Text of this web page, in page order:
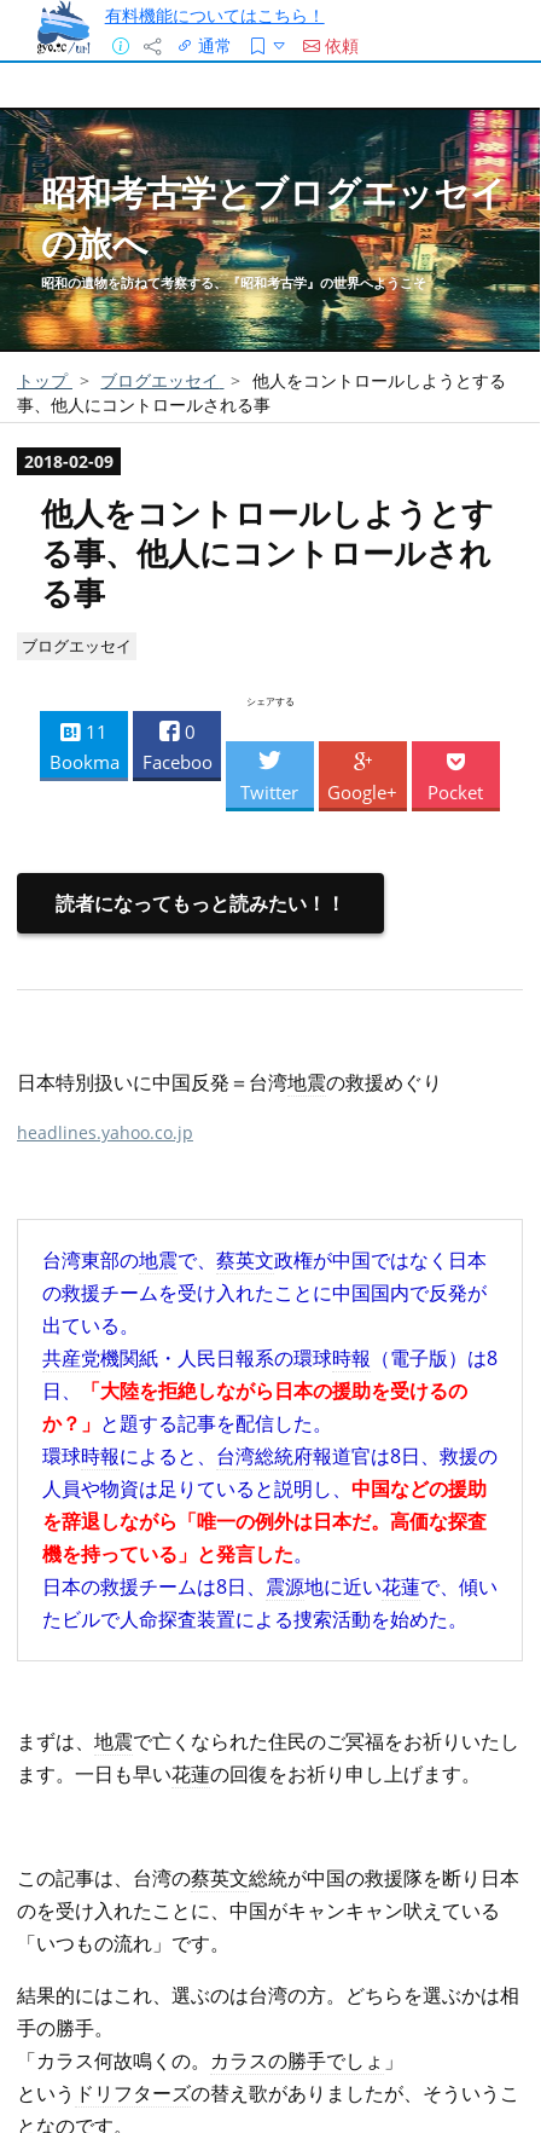
有料機能についてはこちら！
通常
依頼